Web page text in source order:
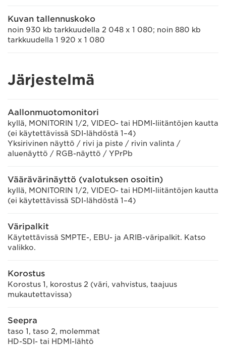
Kuvan tallennuskoko
noin 930 kb tarkkuudella 2 048 x 1 080; noin 880 kb
tarkkuudella 1 920 x 1 080
Järjestelmä
Aallonmuotomonitori
kyllä, MONITORIN 1/2, VIDEO- tai HDMI-liitäntöjen kautta
(ei käytettävissä SDI-lähdöstä 1–4)
Yksirivinen näyttö / rivi ja piste / rivin valinta /
aluenäyttö / RGB-näyttö / YPrPb
Väärävärinäyttö (valotuksen osoitin)
kyllä, MONITORIN 1/2, VIDEO- tai HDMI-liitäntöjen kautta
(ei käytettävissä SDI-lähdöstä 1–4)
Väripalkit
Käytettävissä SMPTE-, EBU- ja ARIB-väripalkit. Katso
valikko.
Korostus
Korostus 1, korostus 2 (väri, vahvistus, taajuus
mukautettavissa)
Seepra
taso 1, taso 2, molemmat
HD-SDI- tai HDMI-lähtö